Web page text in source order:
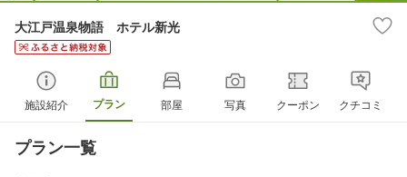
大江戸温泉物語 ホテル新光
施設紹介 プラン 部屋 写真 クーポン クチコミ
プラン一覧